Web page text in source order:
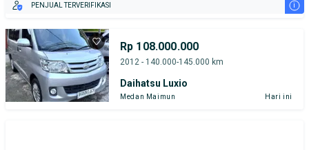
PENJUAL TERVERIFIKASI i
Rp 108.000.000
2012 - 140.000-145.000 km
Daihatsu Luxio
Medan Maimun Hari ini